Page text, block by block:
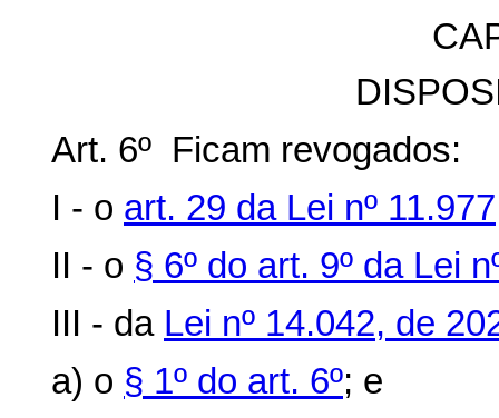
Art. 6º Ficam revogados:
I - o art. 29 da Lei nº
II - o § 6º do art. 9º da Lei
III - da Lei nº 14.042, de
a) o § 1º do art. 6º; e